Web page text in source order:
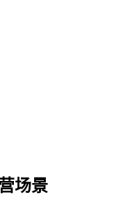
场景